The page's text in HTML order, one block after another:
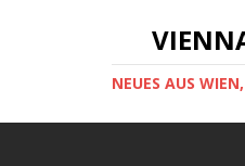
NEUES AUS